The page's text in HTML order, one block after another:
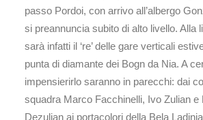
passo Pordoi, con arrivo all’albergo
si preannuncia subito di alto livello. Alla
sarà infatti il ‘re’ delle gare verticali
punta di diamante dei Bogn da Nia. A
impensierirlo saranno in parecchi: dai
squadra Marco Facchinelli, Ivo Zulian e
Dezulian ai portacolori della Bela